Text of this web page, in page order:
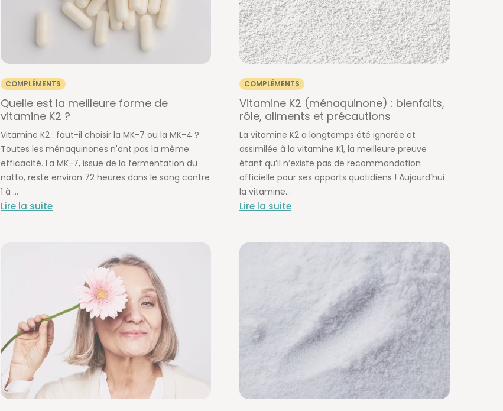
COMPLÉMENTS
Quelle est la meilleure forme de
vitamine K2 ?
Vitamine K2 : faut-il choisir la MK-7 ou la MK-4 ?
Toutes les ménaquinones n'ont pas la même
efficacité. La MK-7, issue de la fermentation du
natto, reste environ 72 heures dans le sang contre
1 à ...
Lire la suite
COMPLÉMENTS
Vitamine K2 (ménaquinone) : bienfaits,
rôle, aliments et précautions
La vitamine K2 a longtemps été ignorée et
assimilée à la vitamine K1, la meilleure preuve
étant qu’il n’existe pas de recommandation
officielle pour ses apports quotidiens ! Aujourd’hui
la vitamine...
Lire la suite